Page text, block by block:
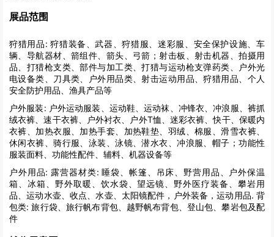
展品范围
狩猎用品: 狩猎装备、武器、狩猎服、迷彩服、安全保护设施、车
辆、导航器材、箭组件、箭头、弓箭；射击板、射击机器、拍摄用
品、打猎枪支类、部件与加工类、打猎与运动枪支弹药类、户外光
电设备类、刀具类、户外用品类、射击运动用品、狩猎用品、个人
安全防护用品、渔具产品等
户外服装: 户外运动服装、运动鞋、运动袜、冲锋衣、冲浪服、裤抓
绒衣裤、速干衣裤、户外衬衣、户外T恤、迷彩衣裤、快干、保暖内
衣裤、加热衣服、加热手套、加热鞋垫、羽绒、棉服、滑雪衣裤、
休闲衣裤、骑行服、泳装、泳镜、潜水衣、冲浪服、帽子；功能性
服装面料、功能性配件、辅料、机器设备等
户外用品: 露营器材类: 睡袋、帐篷、吊床、野营用品、户外保温
箱、冰箱、野外取暖、饮水袋、望远镜、野外医疗装备、攀岩用
品、运动水壶、收点、水壶、太阳镜配件，户外装备，运动用品. 背
包类: 旅行袋、旅行帆布背包、越野帆布背包、登山包、攀岩包及配
件